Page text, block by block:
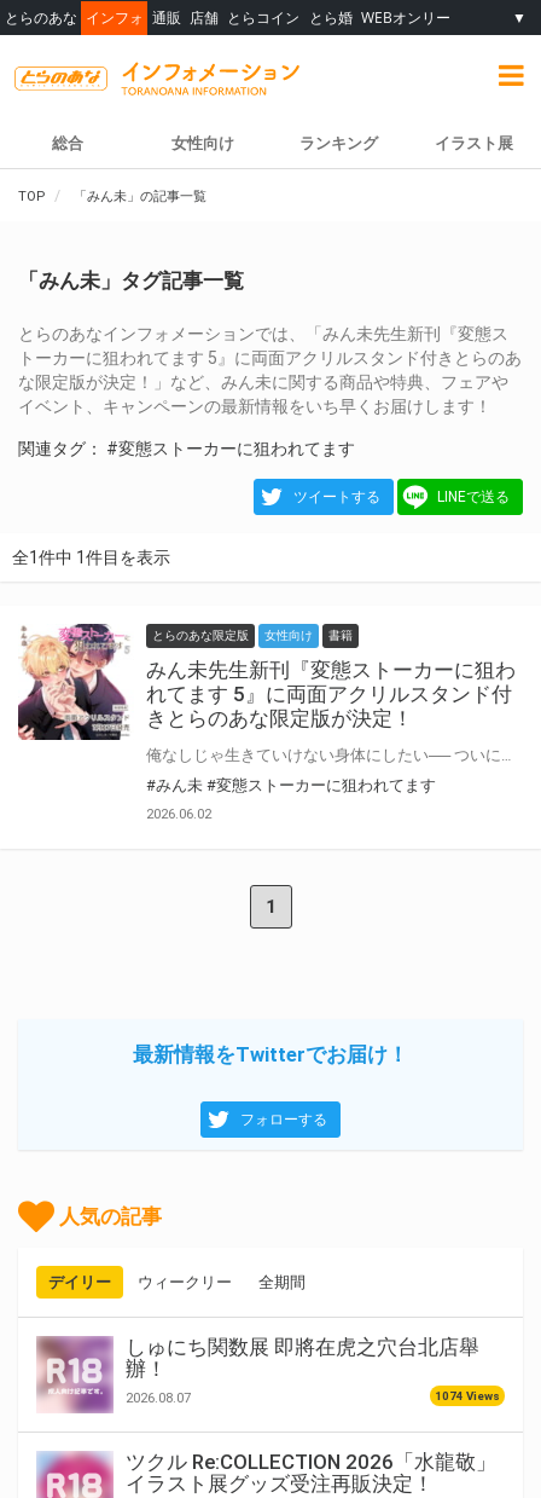
とらのあな インフォ 通販 店舗 とらコイン とら婚 WEBオンリー ▼
総合 女性向け ランキング イラスト展
TOP 「みん未」の記事一覧
「みん未」タグ記事一覧
とらのあなインフォメーションでは、「みん未先生新刊『変態ス
トーカーに狙われてます 5』に両面アクリルスタンド付きとらのあ
な限定版が決定！」など、みん未に関する商品や特典、フェアや
イベント、キャンペーンの最新情報をいち早くお届けします！
関連タグ： #変態ストーカーに狙われてます
ツイートする LINEで送る
全1件中 1件目を表示
とらのあな限定版 女性向け 書籍
みん未先生新刊『変態ストーカーに狙わ
れてます 5』に両面アクリルスタンド付
きとらのあな限定版が決定！
#みん未 #変態ストーカーに狙われてます
2026.06.02
1
最新情報をTwitterでお届け！
フォローする
人気の記事
デイリー ウィークリー 全期間
しゅにち関数展 即將在虎之穴台北店舉
辦！
2026.08.07 1074 Views
ツクル Re:COLLECTION 2026「水龍敬」
イラスト展グッズ受注再販決定！